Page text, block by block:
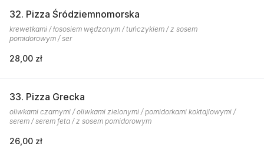
32. Pizza Śródziemnomorska
krewetkami / łososiem wędzonym / tuńczykiem / z sosem
pomidorowym / ser
28,00 zł
33. Pizza Grecka
oliwkami czarnymi / oliwkami zielonymi / pomidorkami koktajlowymi /
serem / serem feta / z sosem pomidorowym
26,00 zł